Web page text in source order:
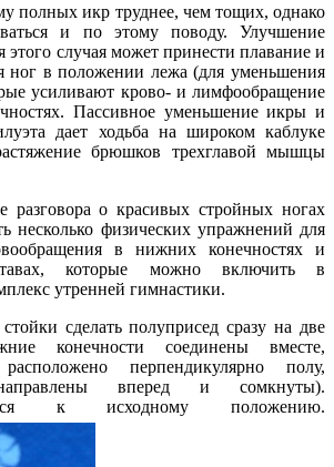
полных икр труднее, чем тощих, однако
и по этому поводу. Улучшение
случая может принести плавание и
ног в положении лежа (для уменьшения
усиливают крово- и лимфообращение
Пассивное уменьшение икры и
дает ходьба на широком каблуке
брюшков трехглавой мышцы
разговора о красивых стройных ногах
несколько физических упражнений для
в нижних конечностях и
которые можно включить в
утренней гимнастики.
сделать полуприсед сразу на две
конечности соединены вместе,
перпендикулярно полу,
вперед и сомкнуты).
к исходному положению.